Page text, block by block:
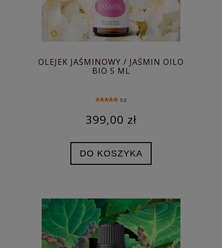
OLEJEK JAŚMINOWY / JAŚMIN OILO
BIO 5 ML
5.0
399,00 zł
DO KOSZYKA